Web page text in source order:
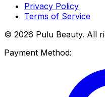
Privacy Policy
Terms of Service
© 2026 Pulu Beauty. All
Payment Method: